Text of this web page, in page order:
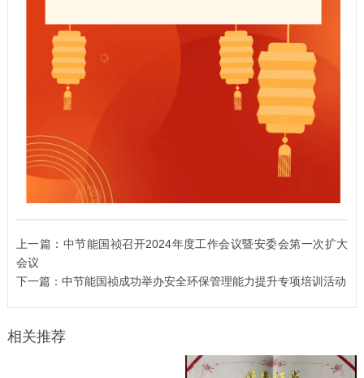
上一篇： 中节能国祯召开2024年度工作会议暨安委会第一次扩大
会议
下一篇： 中节能国祯成功举办安全环保管理能力提升专项培训活动
相关推荐